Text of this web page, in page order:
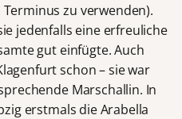
zu verwenden).
jedenfalls eine erfreuliche
gut einfügte. Auch
schon – sie war
Marschallin. In
erstmals die Arabella